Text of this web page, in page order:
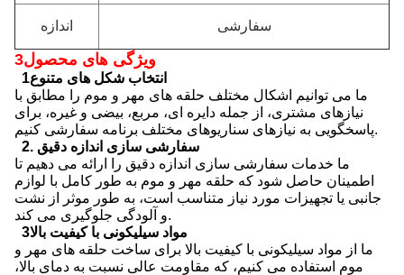
اندازه سفارشی
3ویژگی های محصول
1انتخاب شکل های متنوع
ما می توانیم اشکال مختلف حلقه های مهر و موم را مطابق با
نیازهای مشتری، از جمله دایره ای، مربع، بیضی و غیره، برای
پاسخگویی به نیازهای سناریوهای مختلف برنامه سفارشی کنیم.
2. سفارشی سازی اندازه دقیق
ما خدمات سفارشی سازی اندازه دقیق را ارائه می دهیم تا
اطمینان حاصل شود که حلقه مهر و موم به طور کامل با لوازم
جانبی یا تجهیزات مورد نیاز متناسب است، به طور موثر از نشت
و آلودگی جلوگیری می کند.
3مواد سیلیکونی با کیفیت بالا
ما از مواد سیلیکونی با کیفیت بالا برای ساخت حلقه های مهر و
موم استفاده می کنیم، که مقاومت عالی نسبت به دمای بالا،